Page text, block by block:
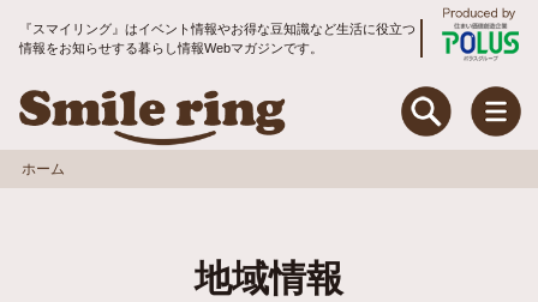
Smile ring
『スマイリング』はイベント情報やお得な豆知識など生活に役立つ
情報をお知らせする暮らし情報Webマガジンです。
Smile ring
住まいのお手入れ&リフォーム
ホーム
地域情報